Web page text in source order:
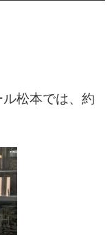
松本では、約